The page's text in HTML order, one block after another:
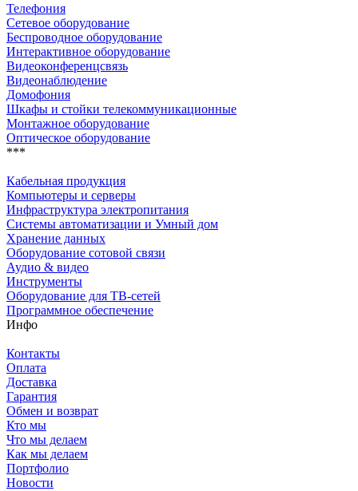
Телефония
Сетевое оборудование
Беспроводное оборудование
Интерактивное оборудование
Видеоконференцсвязь
Видеонаблюдение
Домофония
Шкафы и стойки телекоммуникационные
Монтажное оборудование
Оптическое оборудование
***
Кабельная продукция
Компьютеры и серверы
Инфраструктура электропитания
Системы автоматизации и Умный дом
Хранение данных
Оборудование сотовой связи
Аудио & видео
Инструменты
Оборудование для ТВ-сетей
Программное обеспечение
Инфо
Контакты
Оплата
Доставка
Гарантия
Обмен и возврат
Кто мы
Что мы делаем
Как мы делаем
Портфолио
Новости